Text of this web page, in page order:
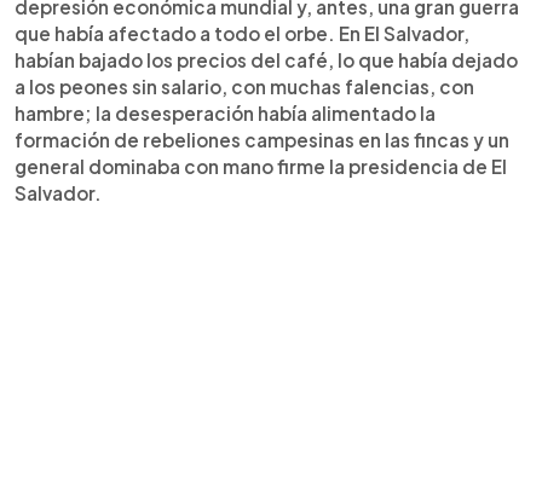
depresión económica mundial y, antes, una gran guerra
que había afectado a todo el orbe. En El Salvador,
habían bajado los precios del café, lo que había dejado
a los peones sin salario, con muchas falencias, con
hambre; la desesperación había alimentado la
formación de rebeliones campesinas en las fincas y un
general dominaba con mano firme la presidencia de El
Salvador.